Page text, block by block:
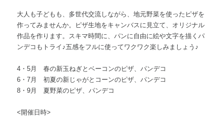
大人も子どもも、多世代交流しながら、地元野菜を使ったピザを
作ってみませんか。ピザ生地をキャンバスに見立て、オリジナル
作品を作ります。スキマ時間に、パンに自由に絵や文字を描くパ
ンデコもトライ♪五感をフルに使ってワクワク楽しみましょう♪
4・5月 春の新玉ねぎとベーコンのピザ、パンデコ
6・7月 初夏の新じゃがとコーンのピザ、パンデコ
8・9月 夏野菜のピザ、パンデコ
<開催日時>